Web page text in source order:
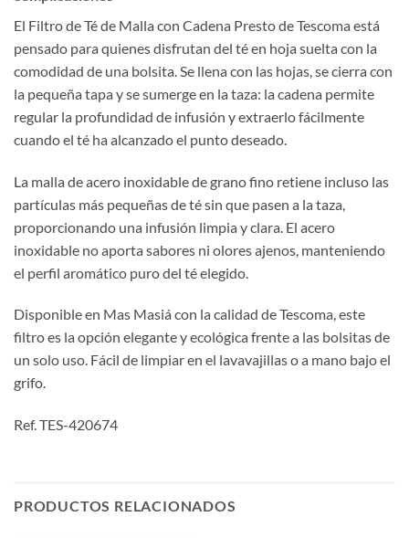
El Filtro de Té de Malla con Cadena Presto de Tescoma está
pensado para quienes disfrutan del té en hoja suelta con la
comodidad de una bolsita. Se llena con las hojas, se cierra con
la pequeña tapa y se sumerge en la taza: la cadena permite
regular la profundidad de infusión y extraerlo fácilmente
cuando el té ha alcanzado el punto deseado.
La malla de acero inoxidable de grano fino retiene incluso las
partículas más pequeñas de té sin que pasen a la taza,
proporcionando una infusión limpia y clara. El acero
inoxidable no aporta sabores ni olores ajenos, manteniendo
el perfil aromático puro del té elegido.
Disponible en Mas Masiá con la calidad de Tescoma, este
filtro es la opción elegante y ecológica frente a las bolsitas de
un solo uso. Fácil de limpiar en el lavavajillas o a mano bajo el
grifo.
Ref. TES-420674
PRODUCTOS RELACIONADOS